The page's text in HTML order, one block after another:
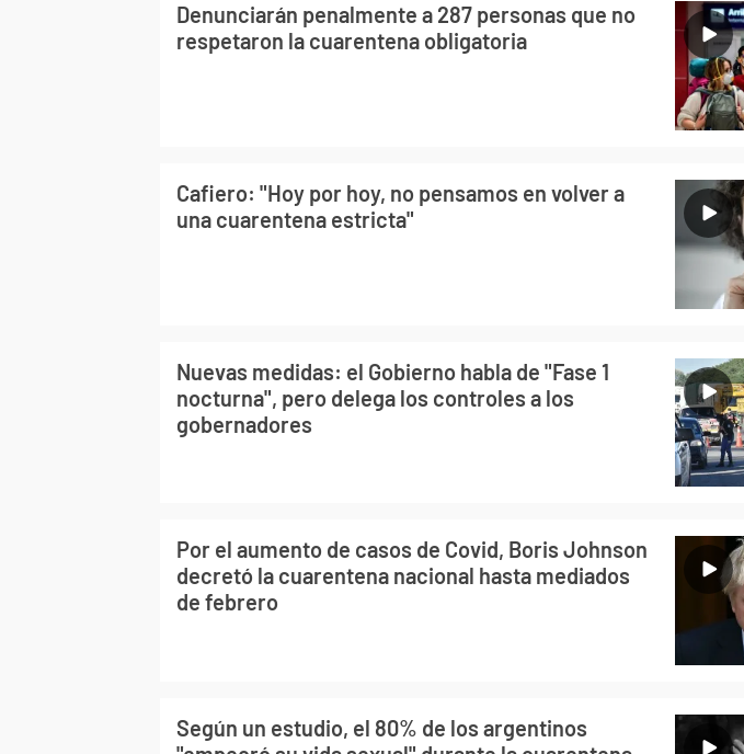
Denunciarán penalmente a 287 personas que no
respetaron la cuarentena obligatoria
Cafiero: "Hoy por hoy, no pensamos en volver a
una cuarentena estricta"
Nuevas medidas: el Gobierno habla de "Fase 1
nocturna", pero delega los controles a los
gobernadores
Por el aumento de casos de Covid, Boris Johnson
decretó la cuarentena nacional hasta mediados
de febrero
Según un estudio, el 80% de los argentinos